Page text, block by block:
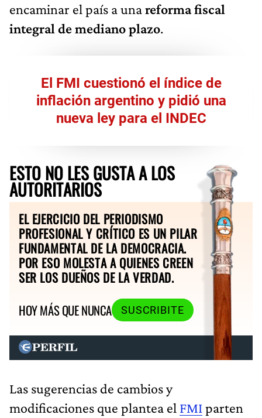
encaminar el país a unareforma fiscal
integral de mediano plazo.
El FMI cuestionó el índice de
inflación argentino y pidió una
nueva ley para el INDEC
ESTO NO LES GUSTA A LOS
AUTORITARIOS
EL EJERCICIO DEL PERIODISMO
PROFESIONAL Y CRÍTICO ES UN PILAR
FUNDAMENTAL DE LA DEMOCRACIA.
POR ESO MOLESTA A QUIENES CREEN
SER LOS DUEÑOS DE LA VERDAD.
HOY MÁS QUE NUNCA
SUSCRIBITE
Las sugerencias de cambios y
modificaciones que plantea el FMIparten